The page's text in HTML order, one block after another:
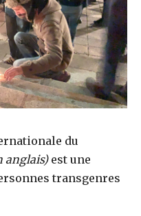
du
anglais)est une
transgenres